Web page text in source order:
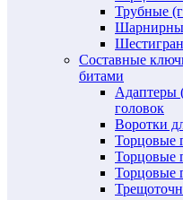
Трубные
Составные
битами
Адаптеры
головок
Воротки
Торцовые
Торцовые
Торцовые